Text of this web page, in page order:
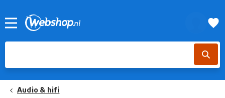
Audio & hifi